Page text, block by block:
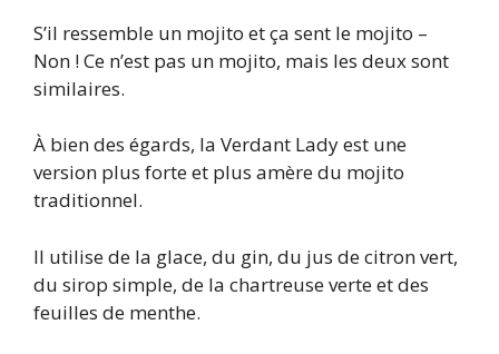
S’il ressemble un mojito et ça sent le mojito –
Non ! Ce n’est pas un mojito, mais les deux sont
similaires.
À bien des égards, la Verdant Lady est une
version plus forte et plus amère du mojito
traditionnel.
Il utilise de la glace, du gin, du jus de citron vert,
du sirop simple, de la chartreuse verte et des
feuilles de menthe.